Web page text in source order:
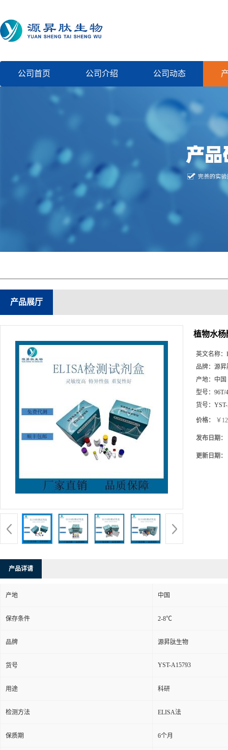
公司首页 公司介绍 公司动态
产品展厅
植物水杨
英文名称：
品牌： 源昇
产地： 中国
型号： 96T/
货号：
价格： ￥
发布日期：
更新日期：
产品详请
产地 中国
保存条件 2-8℃
品牌 源昇肽生物
货号 YST-A15793
用途 科研
检测方法 ELISA法
保质期 6个月